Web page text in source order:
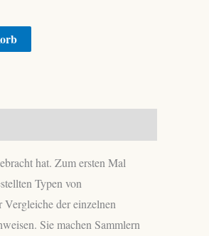
hat. Zum ersten Mal
Typen von
der einzelnen
Sie machen Sammlern